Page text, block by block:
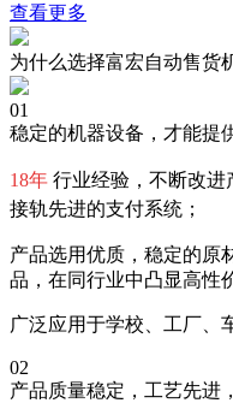
查看更多
为什么选择富宏自动售货
01
稳定的机器设备，才能提
18年 行业经验，不断改进
接轨先进的支付系统；
产品选用优质，稳定的原
品，在同行业中凸显高性
广泛应用于学校、工厂、
02
产品质量稳定，工艺先进